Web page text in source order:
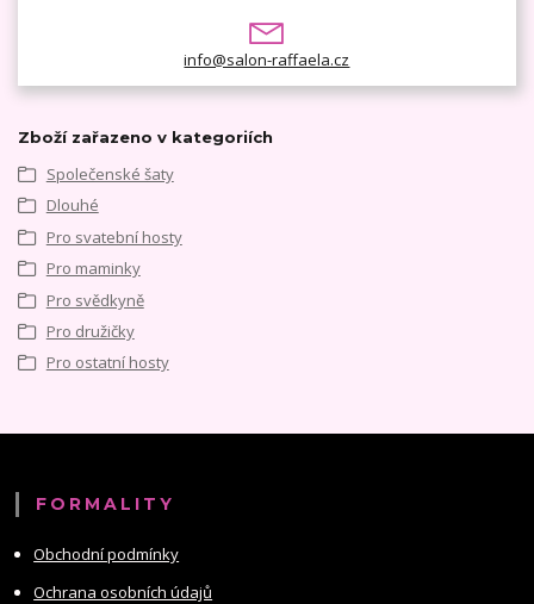
info@salon-raffaela.cz
Zboží zařazeno v kategoriích
Společenské šaty
Dlouhé
Pro svatební hosty
Pro maminky
Pro svědkyně
Pro družičky
Pro ostatní hosty
FORMALITY
Obchodní podmínky
Ochrana osobních údajů